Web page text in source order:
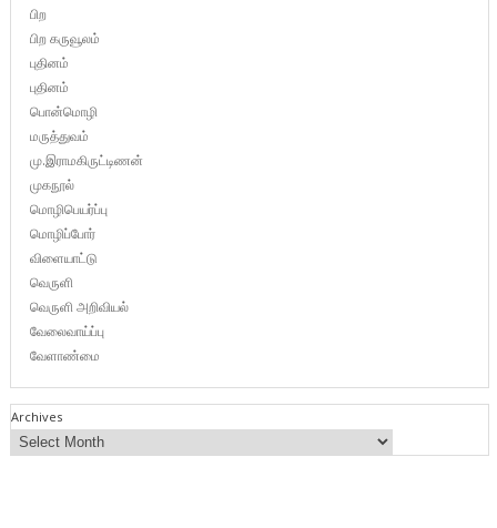
பிற
பிற கருவூலம்
புதினம்
புதினம்
பொன்மொழி
மருத்துவம்
மு.இராமகிருட்டிணன்
முகநூல்
மொழிபெயர்ப்பு
மொழிப்போர்
விளையாட்டு
வெருளி
வெருளி அறிவியல்
வேலைவாய்ப்பு
வேளாண்மை
Archives